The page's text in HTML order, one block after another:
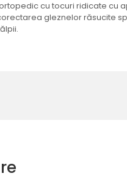
cu tocuri ridicate cu
gleznelor răsucite